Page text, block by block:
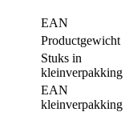
EAN
Productgewicht
Stuks in
kleinverpakking
EAN
kleinverpakking